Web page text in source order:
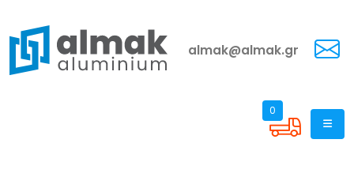
almak@almak.gr
0